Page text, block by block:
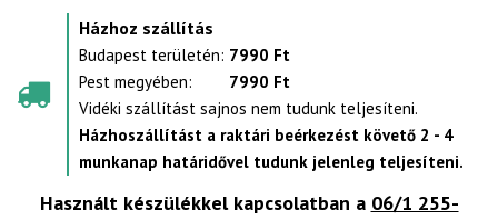
Házhoz szállítás
Budapest területén: 7990 Ft
Pest megyében:
7990 Ft
Vidéki szállítást sajnos nem tudunk teljesíteni.
Házhoszállítást a raktári beérkezést követő 2 - 4
munkanap határidővel tudunk jelenleg teljesíteni.
Használt készülékkel kapcsolatban a 06/1 255-